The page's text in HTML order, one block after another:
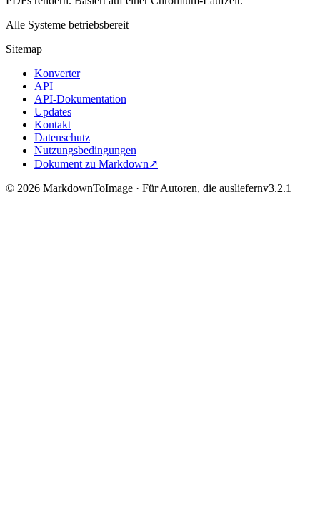
Alle Systeme betriebsbereit
Sitemap
Konverter
API
API-Dokumentation
Updates
Kontakt
Datenschutz
Nutzungsbedingungen
Dokument zu Markdown↗
© 2026 MarkdownToImage · Für Autoren, die ausliefernv3.2.1